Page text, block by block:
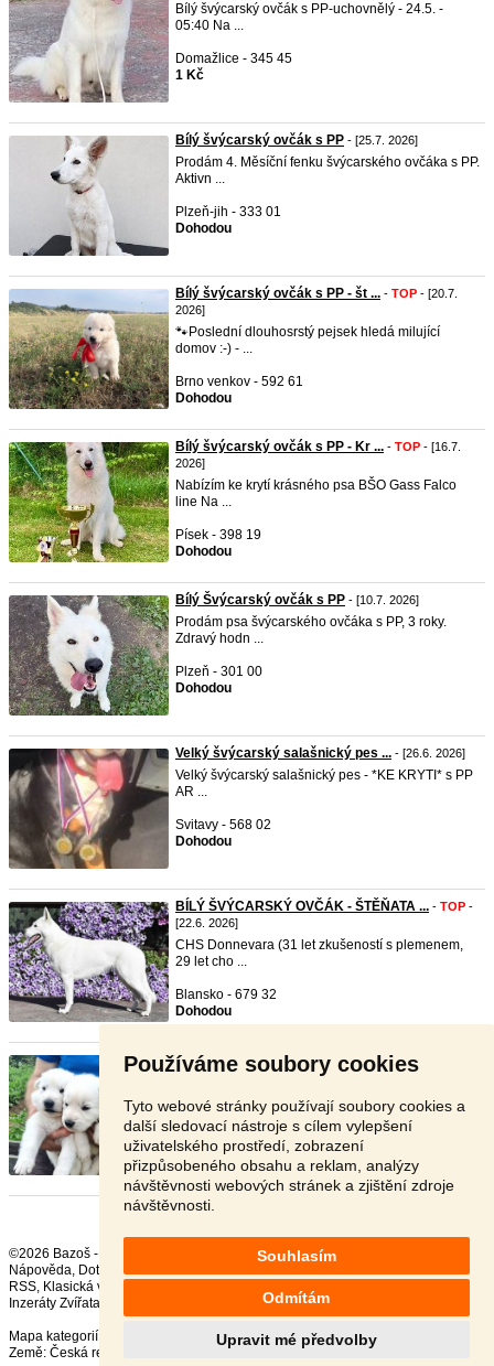
Používáme soubory cookies
Tyto webové stránky používají soubory cookies a
další sledovací nástroje s cílem vylepšení
uživatelského prostředí, zobrazení
přizpůsobeného obsahu a reklam, analýzy
návštěvnosti webových stránek a zjištění zdroje
návštěvnosti.
Souhlasím
Odmítám
Upravit mé předvolby
Bílý švýcarský ovčák s PP-uchovnělý - 24.5. -
05:40 Na ...
Domažlice - 345 45
1 Kč
Bílý švýcarský ovčák s PP - [25.7. 2026]
Prodám 4. Měsíční fenku švýcarského ovčáka s PP.
Aktivn ...
Plzeň-jih - 333 01
Dohodou
Bílý švýcarský ovčák s PP - št ... - TOP - [20.7.
2026]
🐾Poslední dlouhosrstý pejsek hledá milující
domov :-) - ...
Brno venkov - 592 61
Dohodou
Bílý švýcarský ovčák s PP - Kr ... - TOP - [16.7.
2026]
Nabízím ke krytí krásného psa BŠO Gass Falco
line Na ...
Písek - 398 19
Dohodou
Bílý Švýcarský ovčák s PP - [10.7. 2026]
Prodám psa švýcarského ovčáka s PP, 3 roky.
Zdravý hodn ...
Plzeň - 301 00
Dohodou
Velký švýcarský salašnický pes ... - [26.6. 2026]
Velký švýcarský salašnický pes - *KE KRYTI* s PP
AR ...
Svitavy - 568 02
Dohodou
BÍLÝ ŠVÝCARSKÝ OVČÁK - ŠTĚŇATA ... - TOP -
[22.6. 2026]
CHS Donnevara (31 let zkušeností s plemenem,
29 let cho ...
Blansko - 679 32
Dohodou
bílý švýcarský ovčák - štěňata ...- [20.6. 2026]
bílých šv ...
Přerov - 751 17
Dohodou
©2026 Bazoš -
Nápověda, Dotazy ,
,
RSS,
Inzeráty Zvířata celkem:
, za 24 hodin:2389
Mapa kategorií
Nejvyhledávanější výrazy
Země: Česká republika Polsko Rakousko